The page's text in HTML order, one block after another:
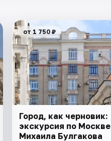
от 1 750 ₽
Город, как черновик:
экскурсия по Москве
Михаила Булгакова